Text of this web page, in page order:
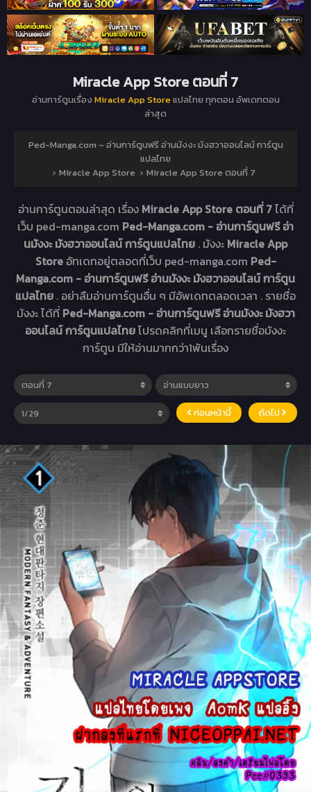
Miracle App Store ตอนที่ 7
อ่านการ์ตูนเรื่อง Miracle App Storeแปลไทย ทุกตอน อัพเดทตอน
ล่าสุด
Ped-Manga.com – อ่านการ์ตูนฟรี อ่านมังงะ มังฮวาออนไลน์ การ์ตูน
แปลไทย
› Miracle App Store › Miracle App Store ตอนที่ 7
อ่านการ์ตูนตอนล่าสุด เรื่อง Miracle App Store ตอนที่ 7ได้ที่
เว็บ ped-manga.com Ped-Manga.com - อ่านการ์ตูนฟรี อ่า
นมังงะ มังฮวาออนไลน์ การ์ตูนแปลไทย . มังงะ Miracle App
Store อัทเดทอยู่ตลอดที่เว็บ ped-manga.com Ped-
Manga.com - อ่านการ์ตูนฟรี อ่านมังงะ มังฮวาออนไลน์ การ์ตูน
แปลไทย . อย่าลืมอ่านการ์ตูนอื่น ๆ มีอัพเดทตลอดเวลา . รายชื่อ
มังงะ ได้ที่ Ped-Manga.com - อ่านการ์ตูนฟรี อ่านมังงะ มังฮวา
ออนไลน์ การ์ตูนแปลไทยโปรดคลิกที่เมนู เลือกรายชื่อมังงะ
การ์ตูน มีให้อ่านมากกว่า1พันเรื่อง
ก่อนหน้านี้ ถัดไป